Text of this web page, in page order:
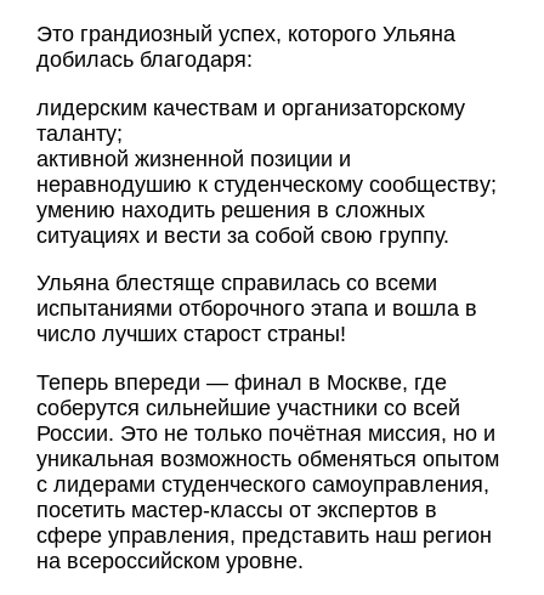
Это грандиозный успех, которого Ульяна
добилась благодаря:
лидерским качествам и организаторскому
таланту;
активной жизненной позиции и
неравнодушию к студенческому сообществу;
умению находить решения в сложных
ситуациях и вести за собой свою группу.
Ульяна блестяще справилась со всеми
испытаниями отборочного этапа и вошла в
число лучших старост страны!
Теперь впереди — финал в Москве, где
соберутся сильнейшие участники со всей
России. Это не только почётная миссия, но и
уникальная возможность обменяться опытом
с лидерами студенческого самоуправления,
посетить мастер‑классы от экспертов в
сфере управления, представить наш регион
на всероссийском уровне.